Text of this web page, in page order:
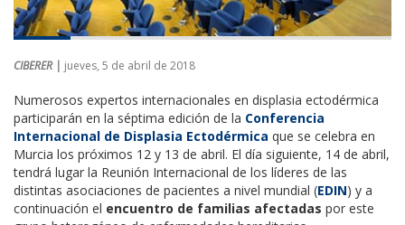
CIBERER | jueves, 5 de abril de 2018
Numerosos expertos internacionales en displasia ectodérmica
participarán en la séptima edición de la Conferencia
Internacional de Displasia Ectodérmica que se celebra en
Murcia los próximos 12 y 13 de abril. El día siguiente, 14 de abril,
tendrá lugar la Reunión Internacional de los líderes de las
distintas asociaciones de pacientes a nivel mundial (EDIN) y a
continuación el encuentro de familias afectadas por este